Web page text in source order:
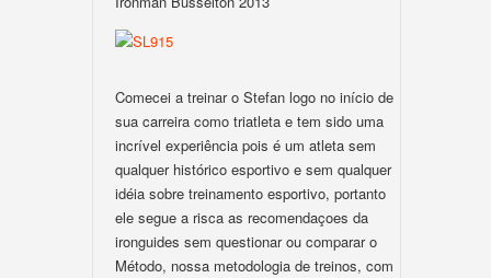
Comecei a treinar o Stefan logo no início de
sua carreira como triatleta e tem sido uma
incrível experiência pois é um atleta sem
qualquer histórico esportivo e sem qualquer
idéia sobre treinamento esportivo, portanto
ele segue a risca as recomendaçoes da
ironguides sem questionar ou comparar o
Método, nossa metodologia de treinos, com